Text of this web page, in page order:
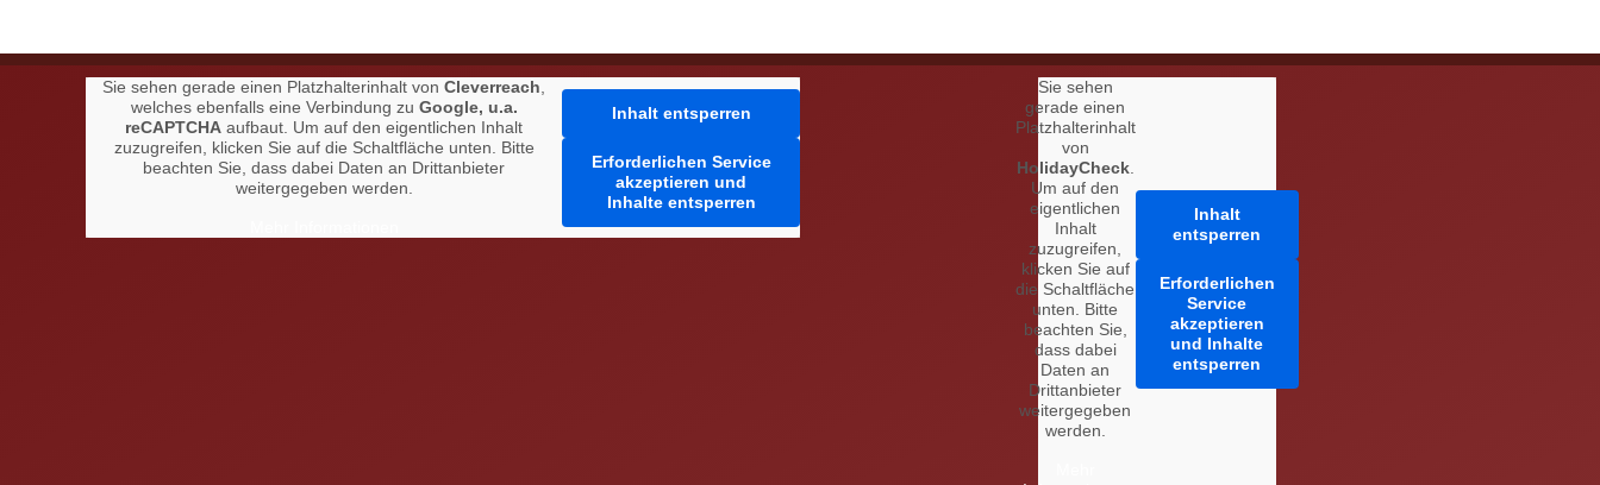
Sie sehen gerade einen Platzhalterinhalt von Cleverreach
welches ebenfalls eine Verbindung zu Google, u.a.
reCAPTCHA aufbaut. Um auf den eigentlichen Inhalt
zuzugreifen, klicken Sie auf die Schaltfläche unten. Bitte
beachten Sie, dass dabei Daten an Drittanbieter
weitergegeben werden.
Inhalt entsperren
Erforderlichen Service
akzeptieren und
Inhalte entsperren
Sie sehen
gerade einen
Platzhalterinhalt
von
HolidayCheck.
Um auf den
eigentlichen
Inhalt
zuzugreifen,
klicken Sie auf
die Schaltfläche
unten. Bitte
beachten Sie,
dass dabei
Daten an
Drittanbieter
weitergegeben
werden.
Inhalt
entsperren
Erforderlichen
Service
akzeptieren
und Inhalte
entsperren